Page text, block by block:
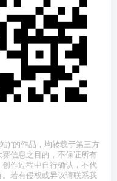
)”的作品，均转载于第三方
信息之目的，不保证所有
作过程中自行确认，不代
若有侵权或异议请联系我